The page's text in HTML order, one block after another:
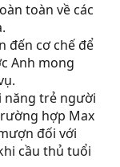
toàn về các
đến cơ chế để
Anh mong
năng trẻ người
hợp Max
đối với
cầu thủ tuổi